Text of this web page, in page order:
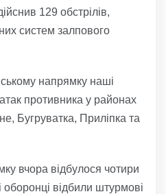
129 обстрілів,
систем залпового
напрямку наші
противника у районах
Бугруватка, Приліпка та
вчора відбулося чотири
оборонці відбили штурмові